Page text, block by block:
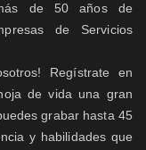
de 50 años de
de Servicios
Regístrate en
de vida una gran
grabar hasta 45
y habilidades que